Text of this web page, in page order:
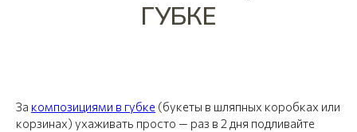
ГУБКЕ
За композициями в губке (букеты в шляпных коробках или
корзинах) ухаживать просто — раз в 2 дня подливайте